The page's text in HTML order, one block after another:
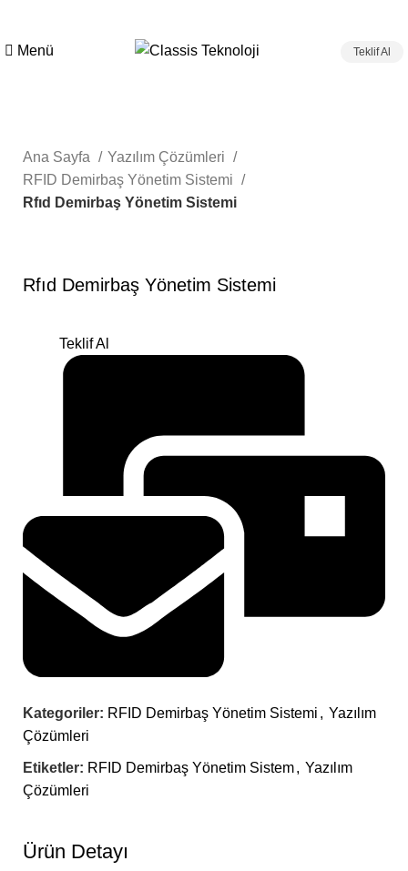
Menü Teklif Al
Ana Sayfa
Yazılım Çözümleri
RFID Demirbaş Yönetim Sistemi
Rfıd Demirbaş Yönetim Sistemi
Rfıd Demirbaş Yönetim Sistemi
Teklif Al
Kategoriler: RFID Demirbaş Yönetim Sistemi , Yazılım
Çözümleri
Etiketler: RFID Demirbaş Yönetim Sistem, Yazılım
Çözümleri
Ürün Detayı